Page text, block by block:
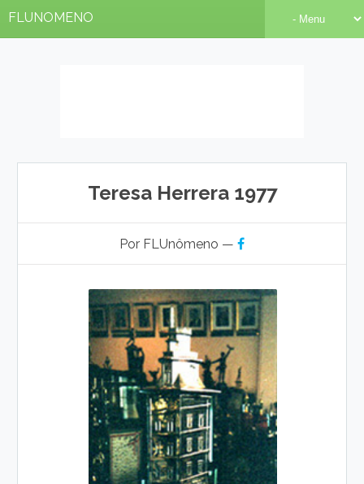
FLUNOMENO
Teresa Herrera 1977
Por FLUnômeno —